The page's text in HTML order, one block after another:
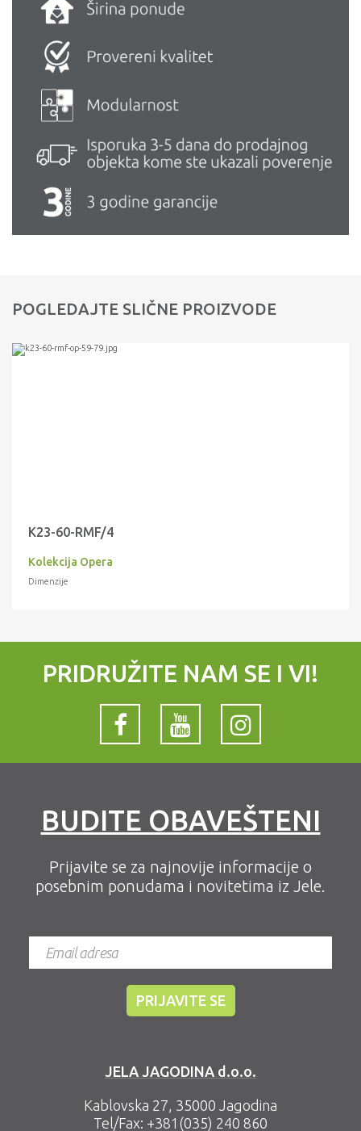
POGLEDAJTE SLIČNE PROIZVODE
K23-60-RMF/4
Kolekcija Opera
Dimenzije
PRIDRUŽITE NAM SE I VI!
BUDITE OBAVEŠTENI
Prijavite se za najnovije informacije o
posebnim ponudama i novitetima iz Jele.
JELA JAGODINA d.o.o.
Kablovska 27, 35000 Jagodina
Tel/Fax: +381(035) 240 860